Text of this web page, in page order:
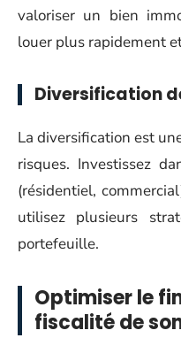
valoriser un bien
louer plus rapidement
Diversification
La diversification est
risques. Investissez
(résidentiel,
utilisez plusieurs
portefeuille.
Optimiser le
fiscalité de